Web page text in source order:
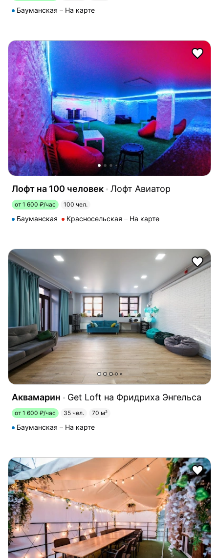
Бауманская На карте
Лофт на 100 человек Лофт Авиатор
от 1 600 ₽/час 100 чел.
Бауманская Красносельская На карте
Аквамарин Get Loft на Фридриха Энгельса
от 1 600 ₽/час 35 чел. 70 м²
Бауманская На карте